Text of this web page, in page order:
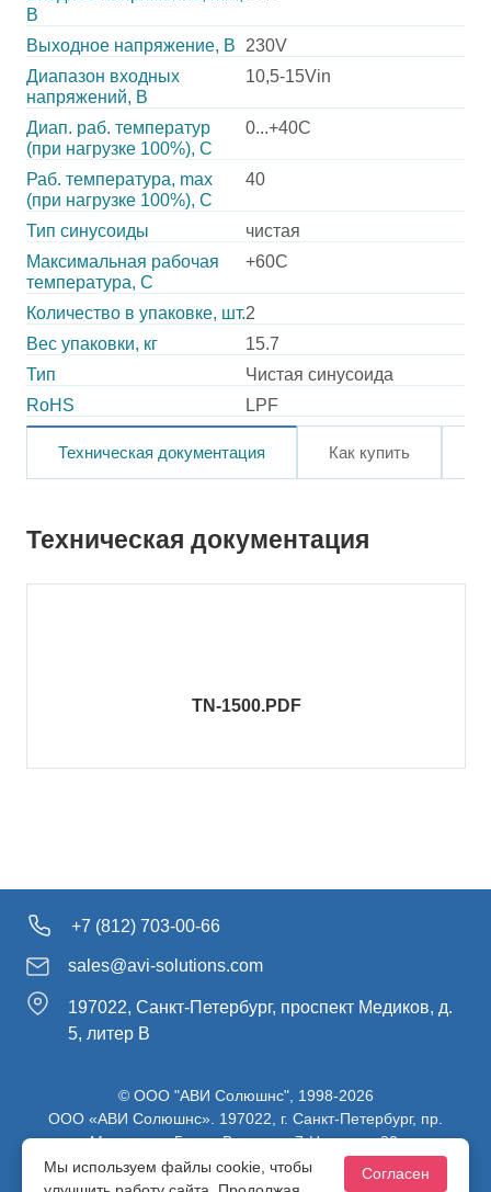
В
Выходное напряжение, В
230V
Диапазон входных
напряжений, В
10,5-15Vin
Диап. раб. температур
(при нагрузке 100%), C
0...+40C
Раб. температура, max
(при нагрузке 100%), C
40
Тип синусоиды
чистая
Максимальная рабочая
температура, C
+60C
Количество в упаковке, шт.2
Вес упаковки, кг
15.7
Тип
Чистая синусоида
RoHS
LPF
Техническая документация Как купить
Техническая документация
TN-1500.PDF
+7 (812) 703-00-66
sales@avi-solutions.com
197022, Санкт-Петербург, проспект Медиков, д.
5, литер В
© ООО "АВИ Солюшнс", 1998-2026
ООО «АВИ Солюшнс». 197022, г. Санкт-Петербург, пр.
Медиков, д.5, лит. В, ч. пом. 7-Н, ч. ком. 82.
ИНН 7813470830 / КПП 781301001 / ОГРН 1107847137980
Мы используем файлы cookie, чтобы
Согласен